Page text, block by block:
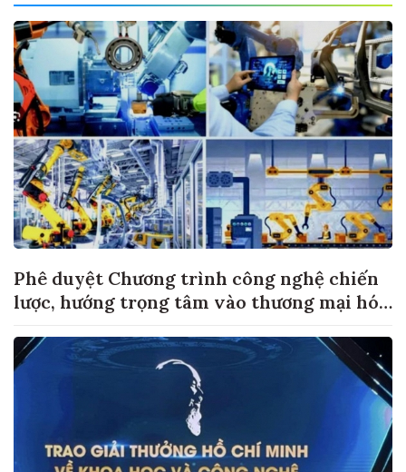
Phê duyệt Chương trình công nghệ chiến
lược, hướng trọng tâm vào thương mại hóa